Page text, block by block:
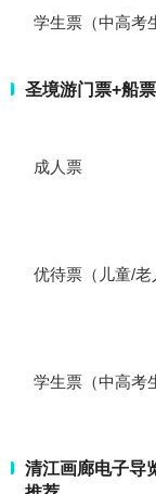
学生票（中高考
圣境游门票+船
成人票
优待票（儿童/老
学生票（中高考
清江画廊电子导